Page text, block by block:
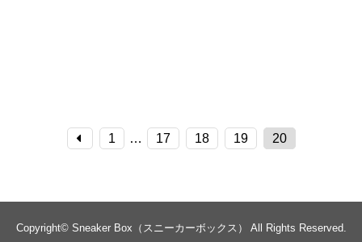
1 … 17 18 19 20
Copyright© Sneaker Box（スニーカーボックス） All Rights Reserved.